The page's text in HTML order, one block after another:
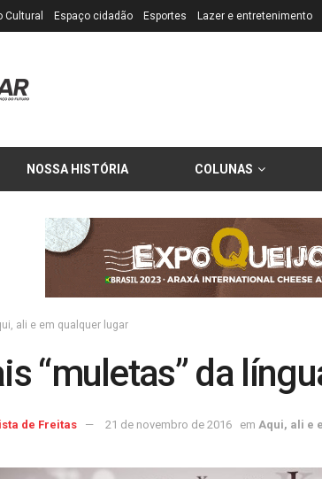
Cultural Espaço cidadão Esportes Lazer e entretenimento
NOSSA HISTÓRIA COLUNAS
ali e em qualquer lugar
“muletas” da
de Freitas 21 de novembro de 2016 em Aqui, ali e